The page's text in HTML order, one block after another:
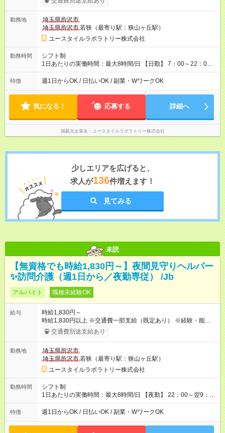
間×4回=4万8,320円 週3回勤務の場合：1,510円×8時間×12回
1,600円 【試用期間】試用期間あり 試用期間の長さ：2ヶ月
※ 雇用形態と給与に、本採用時と異なる部分があります。 雇用
形態：本採用時と同じです。 給与：時給 1,150円以上
勤務地
埼玉県所沢市
埼玉県所沢市若狭（最寄り駅：狭山ヶ丘駅）
ユースタイルラボラトリー株式会社
勤務時間
シフト制
1日あたりの実働時間：最大8時間/日 【日勤】 7：00～22：00
の間で8時間勤務（休憩時間は法定通り） ※週1日～OK ／ 夜勤
なし ＊＊ 勤務時間例 ＊＊ ■8時から17時 ■9時から18時 ■10
定（毎週同じ曜日勤務）
特徴 週1日からOK / 日払いOK / 副業・WワークOK
気になる！ 応募する 詳細へ
掲載元企業名 ユースタイルラボラトリー株式会社
少しエリアを広げると、
求人が136件増えます！
見てみる
未読
【無資格でも時給1,830円～】夜間見守りヘルパー
✨訪問介護（週1日から／夜勤専従） /Jb
アルバイト 職種未経験OK
給与
時給1,830円～
時給1,830円以上 ※交通費一部支給（既定あり） ※経験・能力を
考慮して決定します 【収入例】 週1回勤務の場合：1,830円×8時
間×4回=5万8,560円 週3回勤務の場合：1,830円×8時間×12回
月 ※ 雇用形態と給与に、本採用時と異なる部分があります。 雇
用形態：本採用時と同じです。 給与：時給 1,580円以上
交通費別途支給あり
勤務地
埼玉県所沢市
埼玉県所沢市若狭（最寄り駅：狭山ヶ丘駅）
ユースタイルラボラトリー株式会社
勤務時間
シフト制
1日あたりの実働時間：最大8時間/日 【夜勤】 22：00～翌9：
00 ※週1日～OK ／ 夜勤専従 ＊＊ 勤務時間例 ＊＊ ■22時か
ら翌7時 ■23時から翌8時 ■24時から翌9時 など ※上記の時間
ます。 ※曜日固定（毎週同じ曜日での勤務となります）
特徴 週1日からOK / 日払いOK / 副業・WワークOK